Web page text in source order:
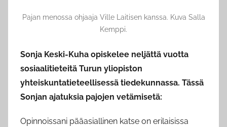
Pajan menossa ohjaaja Ville Laitisen kanssa. Kuva Salla
Kemppi.
Sonja Keski-Kuha opiskelee neljättä vuotta
sosiaalitieteitä Turun yliopiston
yhteiskuntatieteellisessä tiedekunnassa. Tässä
Sonjan ajatuksia pajojen vetämisetä:
Opinnoissani pääasiallinen katse on erilaisissa